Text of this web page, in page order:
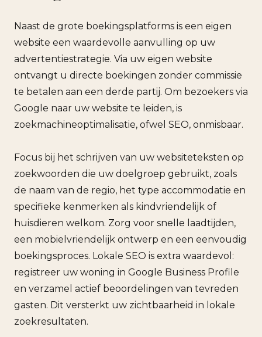
Naast de grote boekingsplatforms is een eigen
website een waardevolle aanvulling op uw
advertentiestrategie. Via uw eigen website
ontvangt u directe boekingen zonder commissie
te betalen aan een derde partij. Om bezoekers via
Google naar uw website te leiden, is
zoekmachineoptimalisatie, ofwel SEO, onmisbaar.
Focus bij het schrijven van uw websiteteksten op
zoekwoorden die uw doelgroep gebruikt, zoals
de naam van de regio, het type accommodatie en
specifieke kenmerken als kindvriendelijk of
huisdieren welkom. Zorg voor snelle laadtijden,
een mobielvriendelijk ontwerp en een eenvoudig
boekingsproces. Lokale SEO is extra waardevol:
registreer uw woning in Google Business Profile
en verzamel actief beoordelingen van tevreden
gasten. Dit versterkt uw zichtbaarheid in lokale
zoekresultaten.